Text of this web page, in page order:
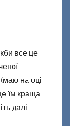
все це
(маю на оці
їм краща
далі,